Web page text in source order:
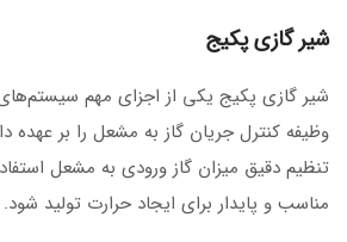
شیر گازی پکیج
شیر گازی پکیج یکی از اجزای مهم
وظیفه کنترل جریان گاز به مشعل را بر عهده
تنظیم دقیق میزان گاز ورودی به مشعل
مناسب و پایدار برای ایجاد حرارت تولید شود.